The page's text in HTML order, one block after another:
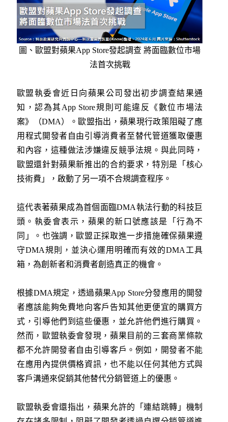
圖、歐盟對蘋果App Store發起調查 將面臨數位市場
法首次挑戰
歐盟執委會近日向蘋果公司發出初步調查結果通
知，認為其App Store規則可能違反《數位市場法
案》（DMA）。歐盟指出，蘋果現行政策阻礙了應
用程式開發者自由引導消費者至替代管道獲取優惠
和內容，這種做法涉嫌違反競爭法規。與此同時，
歐盟還針對蘋果新推出的合約要求，特別是「核心
技術費」，啟動了另一項不合規調查程序。
這代表著蘋果成為首個面臨DMA執法行動的科技巨
頭。執委會表示，蘋果的新口號應該是「行為不
同」。也強調，歐盟正採取進一步措施確保蘋果遵
守DMA規則，並決心運用明確而有效的DMA工具
箱，為創新者和消費者創造真正的機會。
根據DMA規定，透過蘋果App Store分發應用的開發
者應該能夠免費地向客戶告知其他更便宜的購買方
式，引導他們到這些優惠，並允許他們進行購買。
然而，歐盟執委會發現，蘋果目前的三套商業條款
都不允許開發者自由引導客戶。例如，開發者不能
在應用內提供價格資訊，也不能以任何其他方式與
客戶溝通來促銷其他替代分銷管道上的優惠。
歐盟執委會還指出，蘋果允許的「連結跳轉」機制